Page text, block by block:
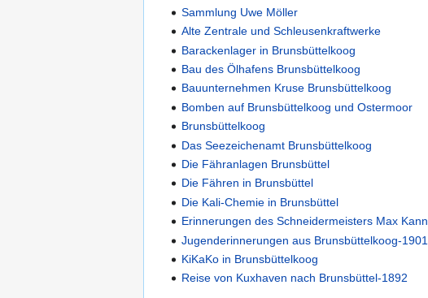
Sammlung Uwe Möller
Alte Zentrale und Schleusenkraftwerke
Barackenlager in Brunsbüttelkoog
Bau des Ölhafens Brunsbüttelkoog
Bauunternehmen Kruse Brunsbüttelkoog
Bomben auf Brunsbüttelkoog und Ostermoor
Brunsbüttelkoog
Das Seezeichenamt Brunsbüttelkoog
Die Fähranlagen Brunsbüttel
Die Fähren in Brunsbüttel
Die Kali-Chemie in Brunsbüttel
Erinnerungen des Schneidermeisters Max Kann
Jugenderinnerungen aus Brunsbüttelkoog-1901
KiKaKo in Brunsbüttelkoog
Reise von Kuxhaven nach Brunsbüttel-1892